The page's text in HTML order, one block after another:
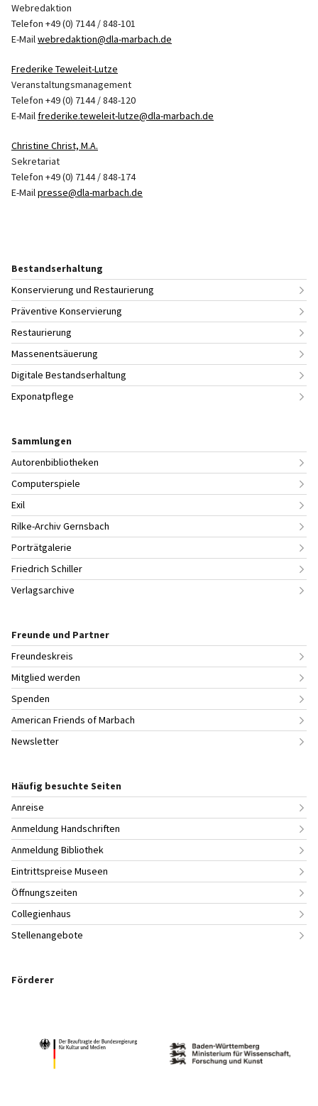
Webredaktion
Telefon +49 (0) 7144 / 848-101
E-Mailwebredaktion@dla-marbach.de
Frederike Teweleit-Lutze
Veranstaltungsmanagement
Telefon +49 (0) 7144 / 848-120
E-Mailfrederike.teweleit-lutze@dla-marbach.de
Christine Christ, M.A.
Sekretariat
Telefon +49 (0) 7144 / 848-174
E-Mailpresse@dla-marbach.de
Bestandserhaltung
Konservierung und Restaurierung
Präventive Konservierung
Restaurierung
Massenentsäuerung
Digitale Bestandserhaltung
Exponatpflege
Sammlungen
Autorenbibliotheken
Computerspiele
Exil
Rilke-Archiv Gernsbach
Porträtgalerie
Friedrich Schiller
Verlagsarchive
Freunde und Partner
Freundeskreis
Mitglied werden
Spenden
American Friends of Marbach
Newsletter
Häufig besuchte Seiten
Anreise
Anmeldung Handschriften
Anmeldung Bibliothek
Eintrittspreise Museen
Öffnungszeiten
Collegienhaus
Stellenangebote
Förderer